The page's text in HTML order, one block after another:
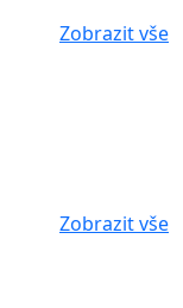
Zobrazit vše
Zobrazit vše